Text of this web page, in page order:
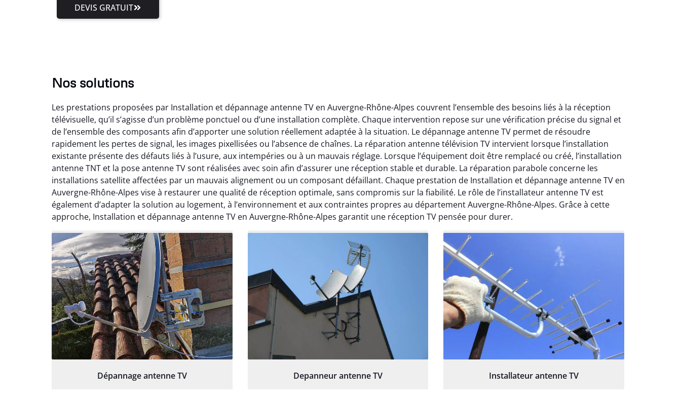
DEVIS GRATUIT
Nos solutions
Les prestations proposées par Installation et dépannage antenne TV en Auvergne-Rhône-Alpes couvrent l’ensemble des besoins liés à la réception
télévisuelle, qu’il s’agisse d’un problème ponctuel ou d’une installation complète. Chaque intervention repose sur une vérification précise du signal et
de l’ensemble des composants afin d’apporter une solution réellement adaptée à la situation. Le dépannage antenne TV permet de résoudre
rapidement les pertes de signal, les images pixellisées ou l’absence de chaînes. La réparation antenne télévision TV intervient lorsque l’installation
existante présente des défauts liés à l’usure, aux intempéries ou à un mauvais réglage. Lorsque l’équipement doit être remplacé ou créé, l’installation
antenne TNT et la pose antenne TV sont réalisées avec soin afin d’assurer une réception stable et durable. La réparation parabole concerne les
installations satellite affectées par un mauvais alignement ou un composant défaillant. Chaque prestation de Installation et dépannage antenne TV en
Auvergne-Rhône-Alpes vise à restaurer une qualité de réception optimale, sans compromis sur la fiabilité. Le rôle de l’installateur antenne TV est
également d’adapter la solution au logement, à l’environnement et aux contraintes propres au département Auvergne-Rhône-Alpes. Grâce à cette
approche, Installation et dépannage antenne TV en Auvergne-Rhône-Alpes garantit une réception TV pensée pour durer.
Dépannage antenne TV Depanneur antenne TV Installateur antenne TV